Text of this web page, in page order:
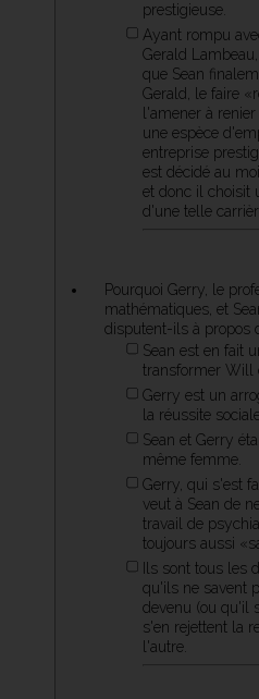
prestigieuse.
Ayant rompu
Gerald
que Sean
Gerald, le faire
l'amener à
une espèce
entreprise
est décidé au
et donc il choisit
d'une telle
Pourquoi Gerry, le
mathématiques, et
disputent-ils à propos
Sean est en fait
transformer Will
Gerry est un
la réussite
Sean et Gerry
même femme.
Gerry, qui s'est
veut à Sean de
travail de
toujours aussi
Ils sont tous les
qu'ils ne savent
devenu (ou qu'il
s'en rejettent la
l'autre.